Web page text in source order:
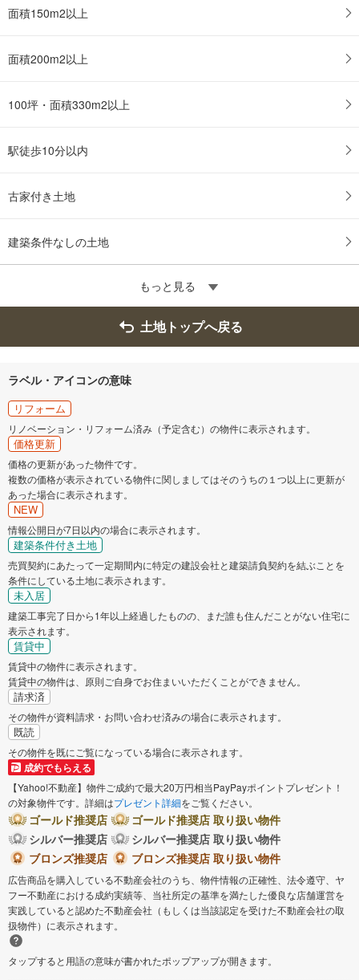
面積150m2以上
面積200m2以上
100坪・面積330m2以上
駅徒歩10分以内
古家付き土地
建築条件なしの土地
もっと見る
土地トップへ戻る
ラベル・アイコンの意味
リフォーム
リノベーション・リフォーム済み（予定含む）の物件に表示されます。
価格更新
価格の更新があった物件です。
複数の価格が表示されている物件に関しましてはそのうちの１つ以上に更新が
あった場合に表示されます。
NEW
情報公開日が7日以内の場合に表示されます。
建築条件付き土地
売買契約にあたって一定期間内に特定の建設会社と建築請負契約を結ぶことを
条件にしている土地に表示されます。
未入居
建築工事完了日から1年以上経過したものの、まだ誰も住んだことがない住宅に
表示されます。
賃貸中
賃貸中の物件に表示されます。
賃貸中の物件は、原則ご自身でお住まいいただくことができません。
請求済
その物件が資料請求・お問い合わせ済みの場合に表示されます。
既読
その物件を既にご覧になっている場合に表示されます。
成約でもらえる
【Yahoo!不動産】物件ご成約で最大20万円相当PayPayポイントプレゼント！
の対象物件です。詳細はプレゼント詳細をご覧ください。
ゴールド推奨店
ゴールド推奨店 取り扱い物件
シルバー推奨店
シルバー推奨店 取り扱い物件
ブロンズ推奨店
ブロンズ推奨店 取り扱い物件
広告商品を購入している不動産会社のうち、物件情報の正確性、法令遵守、ヤ
フー不動産における成約実績等、当社所定の基準を満たした優良な店舗運営を
実践していると認めた不動産会社（もしくは当該認定を受けた不動産会社の取
扱物件）に表示されます。
タップすると用語の意味が書かれたポップアップが開きます。